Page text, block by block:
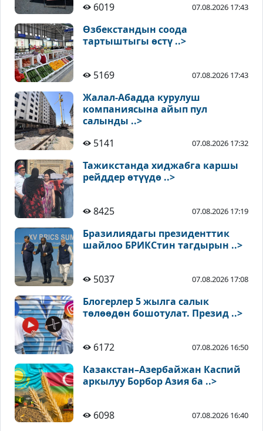
6019 07.08.2026 17:43
Өзбекстандын соода
тартыштыгы өстү ..>
5169 07.08.2026 17:43
Жалал-Абадда курулуш
компаниясына айып пул
салынды ..>
5141
07.08.2026 17:32
Тажикстанда хиджабга каршы
рейддер өтүүдө ..>
8425 07.08.2026 17:19
Бразилиядагы президенттик
шайлоо БРИКСтин тагдырын ..>
5037 07.08.2026 17:08
Блогерлер 5 жылга салык
төлөөдөн бошотулат. Презид ..>
6172 07.08.2026 16:50
Казакстан–Азербайжан Каспий
аркылуу Борбор Азия ба ..>
6098 07.08.2026 16:40